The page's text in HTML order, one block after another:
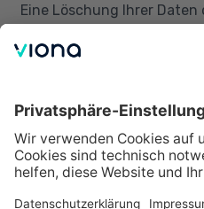
Eine Löschung Ihrer Daten
Bildung AG sowie ggf.
erfolgt, sobald eine
die Vorbereitung eines
dessen Durchführung
Eine Löschung dort erfolgt